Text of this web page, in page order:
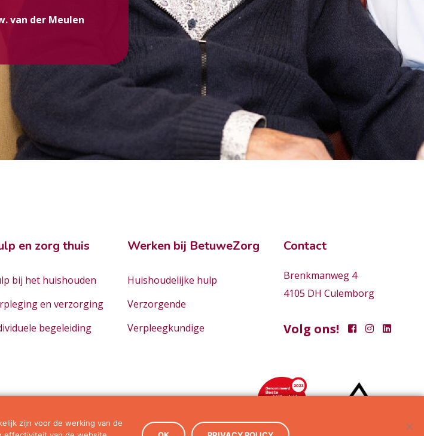
van der Meulen
en zorg thuis
bij het huishouden
en verzorging
begeleiding
Werken bij BetuweZorg
Huishoudelijke hulp
Verzorgende
Verpleegkundige
Contact
Brenkmanweg 4
4105 DH Culemborg
Volg ons!
zijn voor de werking van de